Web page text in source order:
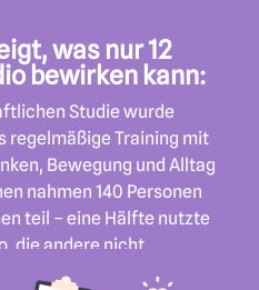
was nur 12
bewirken kann:
Studie wurde
regelmäßige Training mit
Bewegung und Alltag
nahmen 140 Personen
teil – eine Hälfte nutzte
die andere nicht.